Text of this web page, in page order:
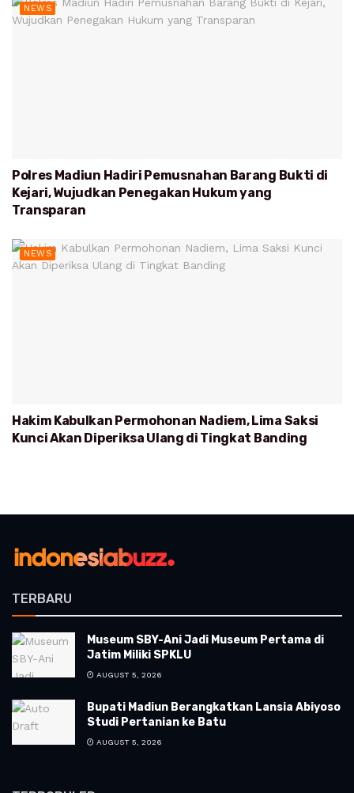
NEWS
Polres Madiun Hadiri Pemusnahan Barang Bukti di
Kejari, Wujudkan Penegakan Hukum yang
Transparan
NEWS
Hakim Kabulkan Permohonan Nadiem, Lima Saksi
Kunci Akan Diperiksa Ulang di Tingkat Banding
TERBARU
Museum SBY-Ani Jadi Museum Pertama di
Jatim Miliki SPKLU
AUGUST 5, 2026
Bupati Madiun Berangkatkan Lansia Abiyoso
Studi Pertanian ke Batu
AUGUST 5, 2026